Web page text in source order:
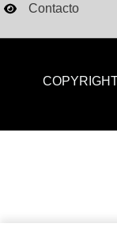
Contacto